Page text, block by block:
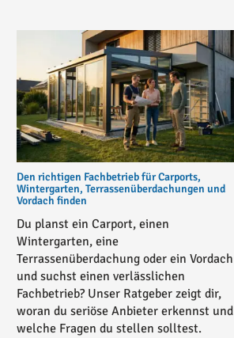
Den richtigen Fachbetrieb für Carports,
Wintergarten, Terrassenüberdachungen und
Vordach finden
Du planst ein Carport, einen
Wintergarten, eine
Terrassenüberdachung oder ein Vordach
und suchst einen verlässlichen
Fachbetrieb? Unser Ratgeber zeigt dir,
woran du seriöse Anbieter erkennst und
welche Fragen du stellen solltest.